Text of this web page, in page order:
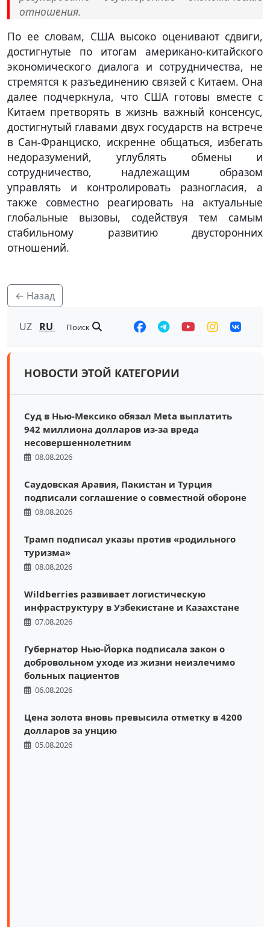
отношения.
По ее словам, США высоко оценивают сдвиги,
достигнутые по итогам американо-китайского
экономического диалога и сотрудничества, не
стремятся к разъединению связей с Китаем. Она
далее подчеркнула, что США готовы вместе с
Китаем претворять в жизнь важный консенсус,
достигнутый главами двух государств на встрече
в Сан-Франциско, искренне общаться, избегать
недоразумений, углублять обмены и
сотрудничество, надлежащим образом
управлять и контролировать разногласия, а
также совместно реагировать на актуальные
глобальные вызовы, содействуя тем самым
стабильному развитию двусторонних
отношений.
← Назад
UZ RU Поиск
НОВОСТИ ЭТОЙ КАТЕГОРИИ
Суд в Нью-Мексико обязал Meta выплатить
942 миллиона долларов из-за вреда
несовершеннолетним
08.08.2026
Саудовская Аравия, Пакистан и Турция
подписали соглашение о совместной обороне
08.08.2026
Трамп подписал указы против «родильного
туризма»
08.08.2026
Wildberries развивает логистическую
инфраструктуру в Узбекистане и Казахстане
07.08.2026
Губернатор Нью-Йорка подписала закон о
добровольном уходе из жизни неизлечимо
больных пациентов
06.08.2026
Цена золота вновь превысила отметку в 4200
долларов за унцию
05.08.2026